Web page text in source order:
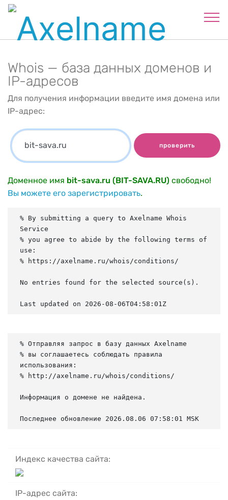
Whois — база данных доменов и
IP-адресов
Для получения информации введите имя домена или
IP-адрес:
проверить
Доменное имя bit-sava.ru (BIT-SAVA.RU) свободно!
Вы можете его зарегистрировать.
% By submitting a query to Axelname Whois
Service
% you agree to abide by the following terms of
use:
% https://axelname.ru/whois/conditions/
No entries found for the selected source(s).
Last updated on 2026-08-06T04:58:01Z
% Отправляя запрос в базу данных Axelname
% вы соглашаетесь соблюдать правила
использования:
% http://axelname.ru/whois/conditions/
Информация о домене не найдена.
Последнее обновление 2026.08.06 07:58:01 MSK
Индекс качества сайта:
IP-адрес сайта: